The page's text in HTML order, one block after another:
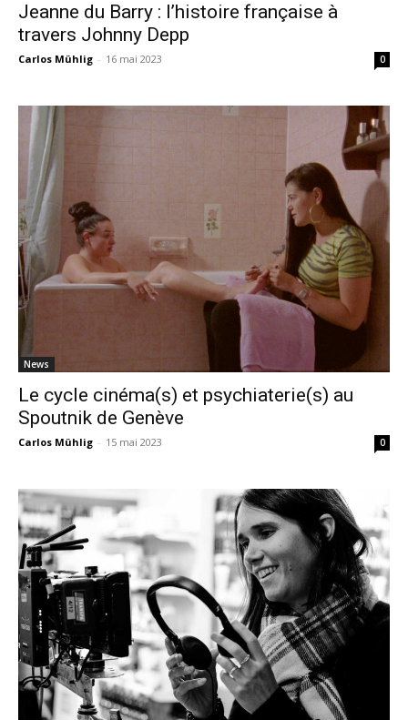
Jeanne du Barry : l’histoire française à
travers Johnny Depp
Carlos Mühlig - 16 mai 2023 0
News
Le cycle cinéma(s) et psychiaterie(s) au
Spoutnik de Genève
Carlos Mühlig - 15 mai 2023 0